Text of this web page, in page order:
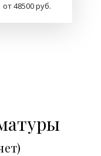
от 48500 руб.